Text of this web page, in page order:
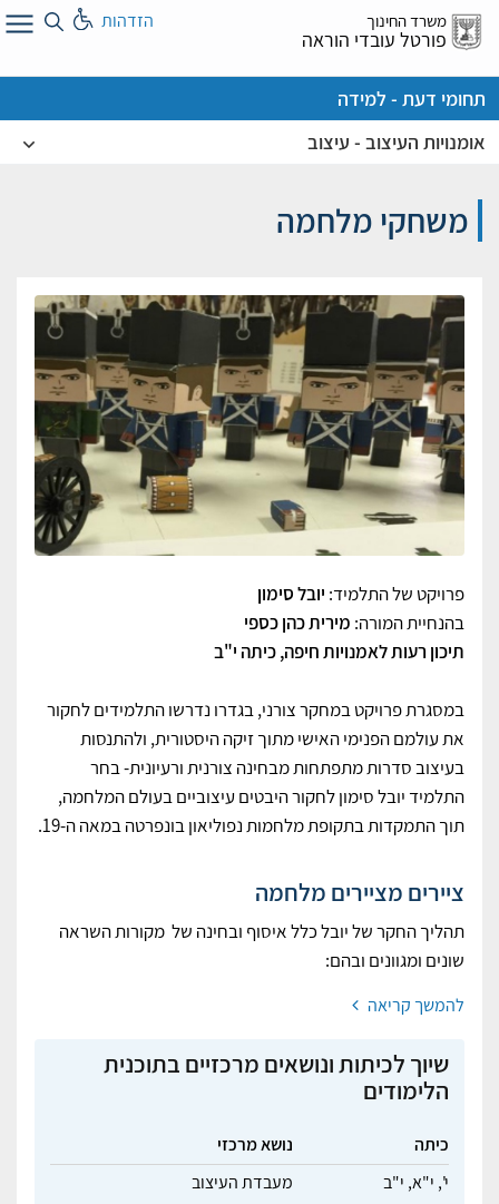
דלג
אל
משרד החינוך
פורטל עובדי הוראה
הזדהות
תחומי דעת - למידה
אומנויות העיצוב - עיצוב
משחקי מלחמה
פרויקט של התלמיד: יובל סימון
בהנחיית המורה: מירית כהן כספי
תיכון רעות לאמנויות חיפה, כיתה י"ב
במסגרת פרויקט במחקר צורני, בגדרו נדרשו התלמידים לחקור
את עולמם הפנימי האישי מתוך זיקה היסטורית, ולהתנסות
בעיצוב סדרות מתפתחות מבחינה צורנית ורעיונית- בחר
התלמיד יובל סימון לחקור היבטים עיצוביים בעולם המלחמה,
תוך התמקדות בתקופת מלחמות נפוליאון בונפרטה במאה ה-19.
ציירים מציירים מלחמה
תהליך החקר של יובל כלל איסוף ובחינה של מקורות השראה
שונים ומגוונים ובהם:
להמשך קריאה
שיוך לכיתות ונושאים מרכזיים בתוכנית
הלימודים
כיתה
נושא מרכזי
י', י"א, י"ב מעבדת העיצוב